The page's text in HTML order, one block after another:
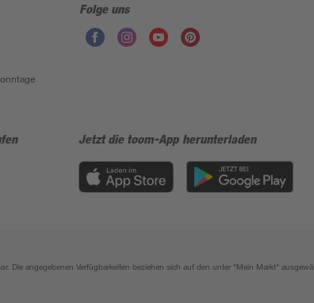
Folge uns
Jetzt die toom-App herunterladen
Die angegebenen Verfügbarkeiten beziehen sich auf den unter "Mein Markt"